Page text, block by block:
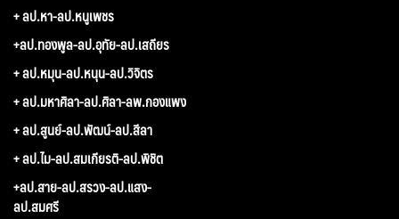
+ ลป.หา-ลป.หนูเพชร
+ลป.ทองพูล-ลป.อุทัย-ลป.เสถียร
+ ลป.หมุน-ลป.หนุน-ลป.วิจิตร
+ ลป.มหาศิลา-ลป.ศิลา-ลพ.กองแพง
+ ลป.สูนย์-ลป.พัฒน์-ลป.สีลา
+ ลป.ไม-ลป.สมเกียรติ-ลป.พิชิต
+ลป.สาย-ลป.สรวง-ลป.แสง-
ลป.สมศรี